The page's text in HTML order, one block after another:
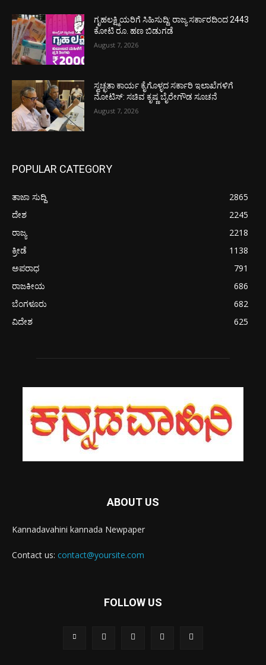
ಗೃಹಲಕ್ಷ್ಮಿಯರಿಗೆ ಸಿಹಿಸುದ್ದಿ: ರಾಜ್ಯ ಸರ್ಕಾರದಿಂದ 2443
ಕೋಟಿ ರೂ. ಹಣ ಬಿಡುಗಡೆ
August 7, 2026
ಸ್ವಚ್ಛತಾ ಕಾರ್ಯ ಕೈಗೊಳ್ಳದ ಸರ್ಕಾರಿ ಇಲಾಖೆಗಳಿಗೆ
ನೋಟಿಸ್: ಸಚಿವ ಕೃಷ್ಣ ಬೈರೇಗೌಡ ಸೂಚನೆ
August 7, 2026
POPULAR CATEGORY
ತಾಜಾ ಸುದ್ದಿ
2865
ದೇಶ
2245
ರಾಜ್ಯ
2218
ಕ್ರೀಡೆ
1138
ಅಪರಾಧ
791
ರಾಜಕೀಯ
686
ಬೆಂಗಳೂರು
682
ವಿದೇಶ
625
ABOUT US
Kannadavahini kannada Newpaper
Contact us: contact@yoursite.com
FOLLOW US